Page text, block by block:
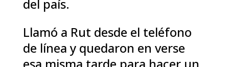
del país.
Llamó a Rut desde el teléfono
de línea y quedaron en verse